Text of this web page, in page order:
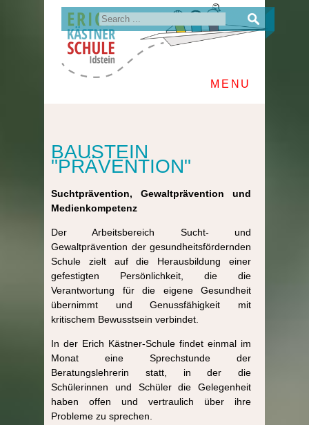
MENU
BAUSTEIN
"PRÄVENTION"
Suchtprävention, Gewaltprävention und
Medienkompetenz
Der Arbeitsbereich Sucht- und
Gewaltprävention der gesundheitsfördernden
Schule zielt auf die Herausbildung einer
gefestigten Persönlichkeit, die die
Verantwortung für die eigene Gesundheit
übernimmt und Genussfähigkeit mit
kritischem Bewusstsein verbindet.
In der Erich Kästner-Schule findet einmal im
Monat eine Sprechstunde der
Beratungslehrerin statt, in der die
Schülerinnen und Schüler die Gelegenheit
haben offen und vertraulich über ihre
Probleme zu sprechen.